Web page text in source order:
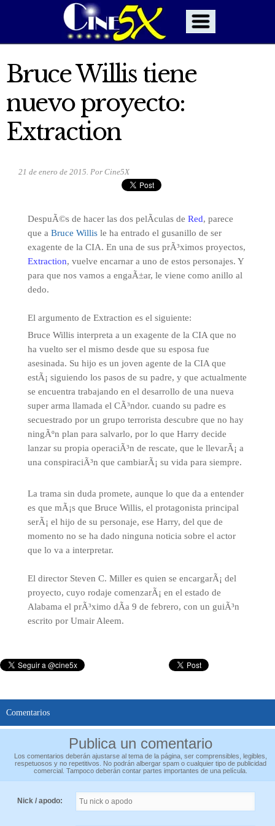
Bruce Willis tiene
nuevo proyecto:
Extraction
21 de enero de 2015. Por Cine5X
DespuÃ©s de hacer las dos pelÃ­culas de Red, parece
que a Bruce Willisle ha entrado el gusanillo de ser
exagente de la CIA. En una de sus prÃ³ximos proyectos,
Extraction, vuelve encarnar a uno de estos personajes. Y
para que nos vamos a engaÃ±ar, le viene como anillo al
dedo.
El argumento de Extraction es el siguiente:
Bruce Willis interpreta a un exagente de la CIA que no
ha vuelto ser el mismo desde que su esposa fue
asesinada. Su hijo es un joven agente de la CIA que
estÃ¡ siguiendo los pasos de su padre, y que actualmente
se encuentra trabajando en el desarrollo de una nueva
super arma llamada el CÃ³ndor. cuando su padre es
secuestrado por un grupo terrorista descubre que no hay
ningÃºn plan para salvarlo, por lo que Harry decide
lanzar su propia operaciÃ³n de rescate, que le llevarÃ¡ a
una conspiraciÃ³n que cambiarÃ¡ su vida para siempre.
La trama sin duda promete, aunque lo que da a entender
es que mÃ¡s que Bruce Willis, el protagonista principal
serÃ¡ el hijo de su personaje, ese Harry, del que de
momento no se ha dado ninguna noticia sobre el actor
que lo va a interpretar.
El director Steven C. Miller es quien se encargarÃ¡ del
proyecto, cuyo rodaje comenzarÃ¡ en el estado de
Alabama el prÃ³ximo dÃ­a 9 de febrero, con un guiÃ³n
escrito por Umair Aleem.
Comentarios
Publica un comentario
Los comentarios deberán ajustarse al tema de la página, ser comprensibles, legibles,
respetuosos y no repetitivos. No podrán albergar spam o cualquier tipo de publicidad
comercial. Tampoco deberán contar partes importantes de una película.
Nick / apodo: